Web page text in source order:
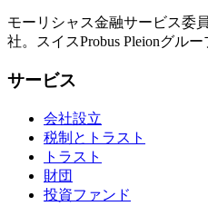
モーリシャス金融サービス委
社。スイスProbus Pleionグルー
サービス
会社設立
税制とトラスト
トラスト
財団
投資ファンド